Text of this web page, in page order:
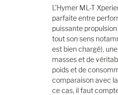
L'Hymer ML-T
parfaite entre
puissante
tout son sens
est bien chargé),
masses et de
poids et de
comparaison avec
ce cas, il faut